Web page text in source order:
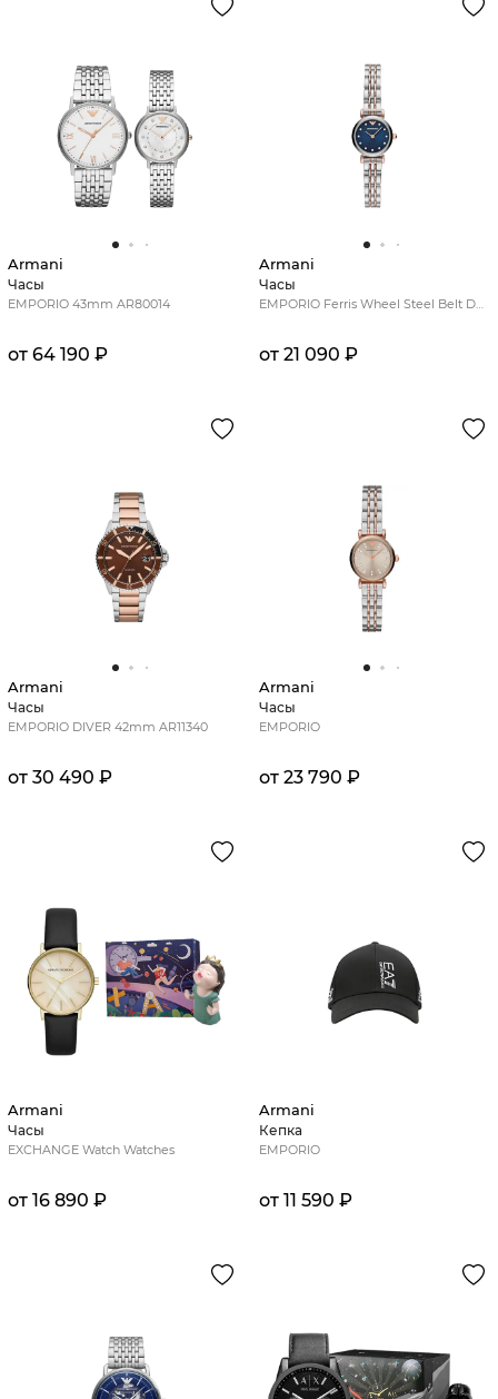
Armani
Часы
EMPORIO 43mm AR80014
от 64 190 ₽
Armani
Часы
EMPORIO Ferris Wheel Steel Belt Deep Blue Dial Quartz ladies Watch
от 21 090 ₽
Armani
Часы
EMPORIO DIVER 42mm AR11340
от 30 490 ₽
Armani
Часы
EMPORIO
от 23 790 ₽
Armani
Часы
EXCHANGE Watch Watches
от 16 890 ₽
Armani
Кепка
EMPORIO
от 11 590 ₽